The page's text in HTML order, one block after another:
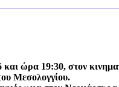
ώρα 19:30, στον
Μεσολογγίου.